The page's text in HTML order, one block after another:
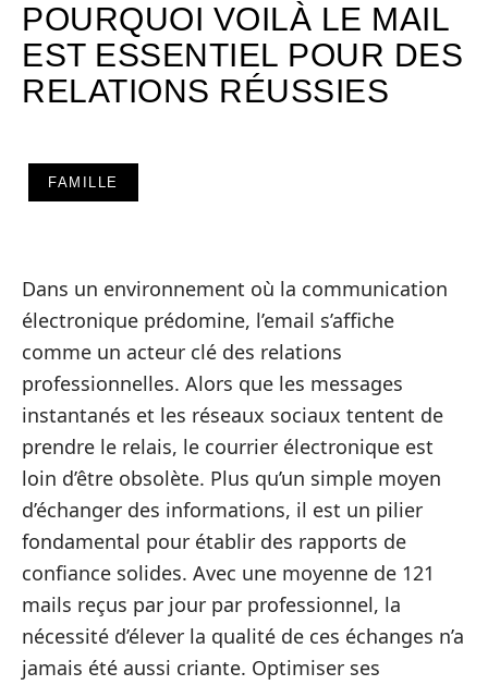
POURQUOI VOILÀ LE MAIL
EST ESSENTIEL POUR DES
RELATIONS RÉUSSIES
FAMILLE
Dans un environnement où la communication
électronique prédomine, l’email s’affiche
comme un acteur clé des relations
professionnelles. Alors que les messages
instantanés et les réseaux sociaux tentent de
prendre le relais, le courrier électronique est
loin d’être obsolète. Plus qu’un simple moyen
d’échanger des informations, il est un pilier
fondamental pour établir des rapports de
confiance solides. Avec une moyenne de 121
mails reçus par jour par professionnel, la
nécessité d’élever la qualité de ces échanges n’a
jamais été aussi criante. Optimiser ses